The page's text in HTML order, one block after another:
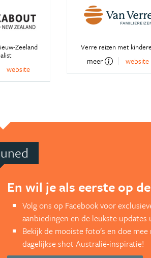
Zeeland
website
Verre reizen met
meer website
En wil je als eerste op
Volg ons op Facebook voor
aanbiedingen en de leukste
Bekijk de mooiste foto's en doe
dagelijkse shot Australië-inspiratie!